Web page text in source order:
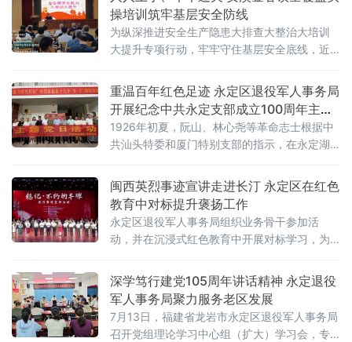
操培训筑牢基层安全防线
为纵深推进安全生产隐患大排查大整治大培训
大提升专项行动，牢牢守住基层安全底线，近
全覆盖安全生产专题培训暨消防实战演练，同
步配套文物建筑安全专项实训
重温百年红色足迹 永定区退役军人事务局
开展纪念中共永定支部成立100周年主题
党日
1926年初夏，阮山、林心尧等革命志士根据中
共汕头特委和厦门特别支部的指示，在永定湖
山为支部书记。这是福建省第一个农村党支
部，也是闽西第一
闽西英烈事迹宣讲走进长汀 永定区在红色
教育中对标提升褒扬工作
永定区退役军人事务局组织业务骨干参加活
动，并在沉浸式红色教育中开展对标学习，为
退役军人事务局局长
深学笃行建党105周年讲话精神 永定退役
军人事务局聚力服务老区发展
7月13日，福建省龙岩市永定区退役军人事务局
召开党组理论学习中心组（扩大）学习会，专